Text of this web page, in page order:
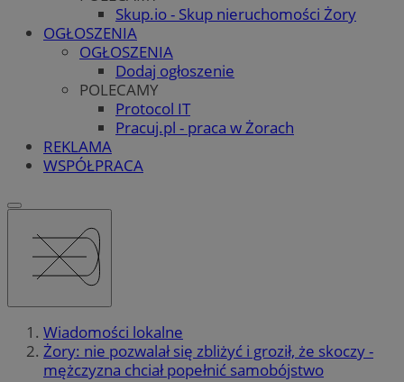
Skup.io - Skup nieruchomości Żory
OGŁOSZENIA
OGŁOSZENIA
Dodaj ogłoszenie
POLECAMY
Protocol IT
Pracuj.pl - praca w Żorach
REKLAMA
WSPÓŁPRACA
Wiadomości lokalne
Żory: nie pozwalał się zbliżyć i groził, że skoczy -
mężczyzna chciał popełnić samobójstwo